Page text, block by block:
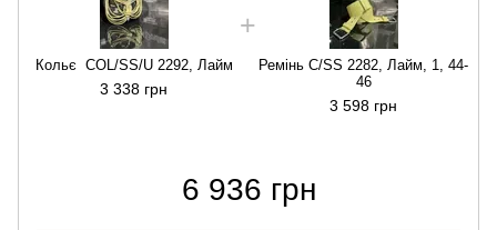
Кольє COL/SS/U 2292, Лайм
3 338 грн
Ремінь C/SS 2282, Лайм, 1, 44-
46
3 598 грн
6 936 грн